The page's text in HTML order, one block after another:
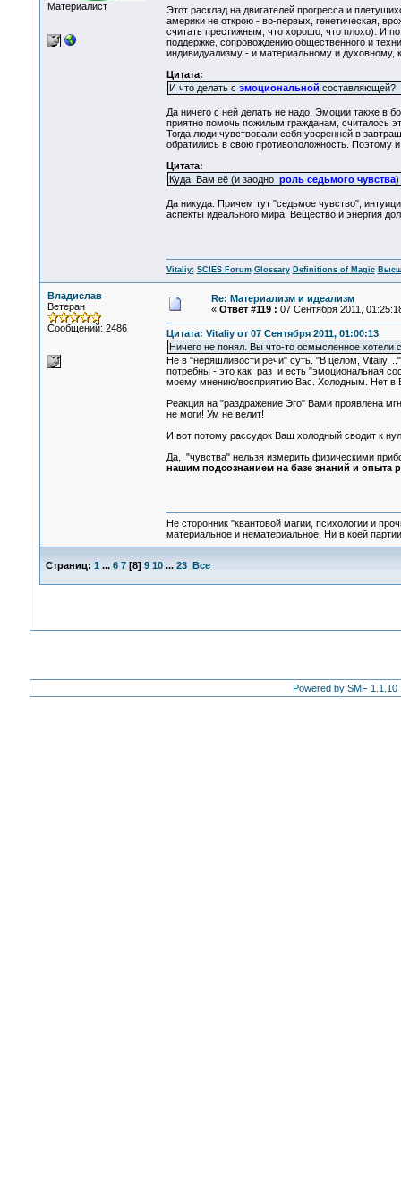
Материалист
Этот расклад на двигателей прогресса и
америки не открою - во-первых, генетическая,
считать престижным, что хорошо, что плохо). И
поддержке, сопровождению общественного и
индивидуализму - и материальному и духовному,
Цитата:
И что делать с эмоциональной составляющей?
Да ничего с ней делать не надо. Эмоции также в
приятно помочь пожилым гражданам, считалось
Тогда люди чувствовали себя уверенней в
обратились в свою противоположность.
Цитата:
Куда Вам её (и заодно роль седьмого чувства)
Да никуда. Причем тут "седьмое чувство",
аспекты идеального мира. Вещество и энергия
Vitaliy: SCIES Forum Glossary Definitions of Magic
Владислав
Ветеран
Сообщений: 2486
Re: Материализм и идеализм
« Ответ #119 : 07 Сентября 2011,
Цитата: Vitaliy от 07 Сентября 2011, 01:00:13
Ничего не понял. Вы что-то осмысленное хотели
Не в "неряшливости речи" суть. "В целом, Vitaliy,
потребны - это как раз и есть "эмоциональная
моему мнению/восприятию Вас. Холодным. Нет в
Реакция на "раздражение Эго" Вами проявлена
не моги! Ум не велит!
И вот потому рассудок Ваш холодный сводит к
Да, "чувства" нельзя измерить физическими
нашим подсознанием на базе знаний и опыта
Не сторонник "квантовой магии, психологии и
материальное и нематериальное. Ни в коей
Страниц: 1 ... 6 7[8] 9 10 ... 23 Все
Powered by SMF 1.1.10